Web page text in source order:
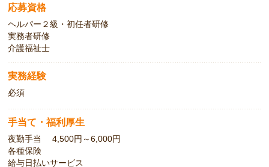
応募資格
ヘルパー２級・初任者研修
実務者研修
介護福祉士
実務経験
必須
手当て・福利厚生
夜勤手当 4,500円～6,000円
各種保険
給与日払いサービス